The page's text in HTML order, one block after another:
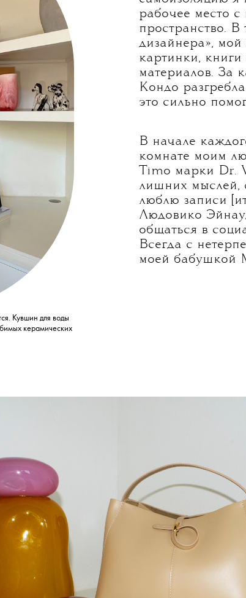
рабочее место с
пространство.
дизайнера»,
картинки,
материалов. За
Кондо
это сильно
В начале
комнате моим
Timo марки Dr.
лишних мыслей,
люблю записи
Людовико
общаться в
Всегда с
моей бабушкой
Кувшин для воды
керамических